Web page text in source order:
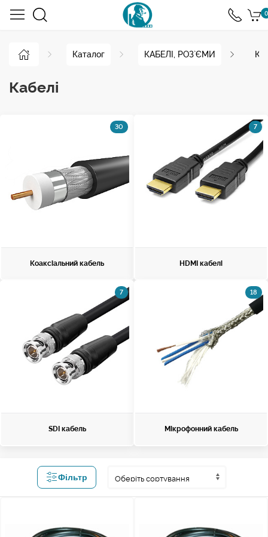
0
Каталог КАБЕЛІ, РОЗ`ЄМИ
Кабелі
30
Коаксіальний кабель
7
HDMI кабелі
7
SDI кабель
18
Мікрофонний кабель
Фільтр